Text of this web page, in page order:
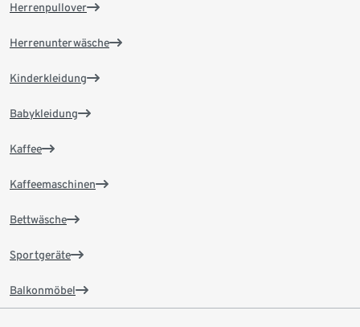
Herrenpullover
Herrenunterwäsche
Kinderkleidung
Babykleidung
Kaffee
Kaffeemaschinen
Bettwäsche
Sportgeräte
Balkonmöbel